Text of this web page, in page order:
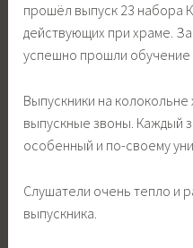
прошёл выпуск 23 набора
действующих при храме.
успешно прошли обучение
Выпускники на
выпускные звоны. Каждый
особенный и по-своему
Слушатели очень тепло и
выпускника.